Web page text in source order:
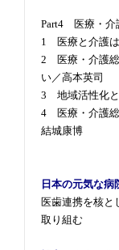
Part4 医療・介
1 医療と介護は
2 医療・介護総
い／高本英司
3 地域活性化と
4 医療・介護総
結城康博
日本の元気な病
医歯連携を核と
取り組む